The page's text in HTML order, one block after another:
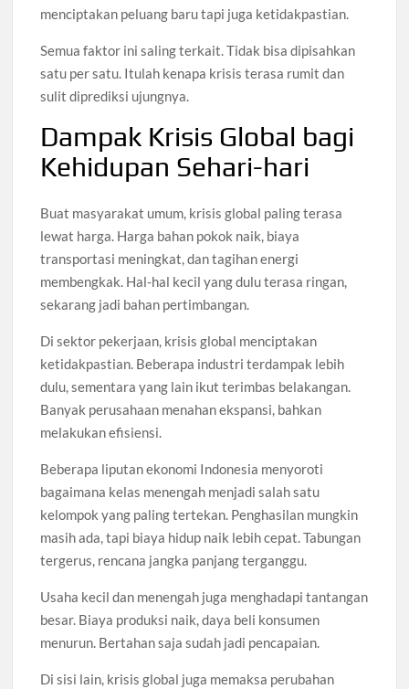
menciptakan peluang baru tapi juga ketidakpastian.
Semua faktor ini saling terkait. Tidak bisa dipisahkan
satu per satu. Itulah kenapa krisis terasa rumit dan
sulit diprediksi ujungnya.
Dampak Krisis Global bagi
Kehidupan Sehari-hari
Buat masyarakat umum, krisis global paling terasa
lewat harga. Harga bahan pokok naik, biaya
transportasi meningkat, dan tagihan energi
membengkak. Hal-hal kecil yang dulu terasa ringan,
sekarang jadi bahan pertimbangan.
Di sektor pekerjaan, krisis global menciptakan
ketidakpastian. Beberapa industri terdampak lebih
dulu, sementara yang lain ikut terimbas belakangan.
Banyak perusahaan menahan ekspansi, bahkan
melakukan efisiensi.
Beberapa liputan ekonomi Indonesia menyoroti
bagaimana kelas menengah menjadi salah satu
kelompok yang paling tertekan. Penghasilan mungkin
masih ada, tapi biaya hidup naik lebih cepat. Tabungan
tergerus, rencana jangka panjang terganggu.
Usaha kecil dan menengah juga menghadapi tantangan
besar. Biaya produksi naik, daya beli konsumen
menurun. Bertahan saja sudah jadi pencapaian.
Di sisi lain, krisis global juga memaksa perubahan